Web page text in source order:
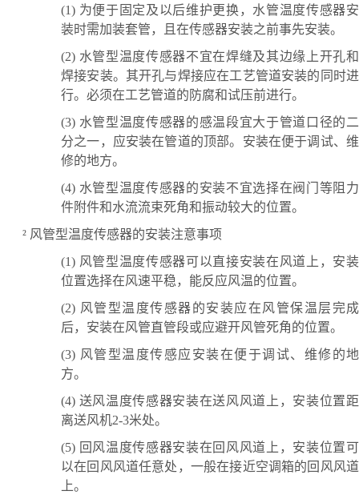
(1) 为便于固定及以后维护更换，水管温度传感器安
装时需加装套管，且在传感器安装之前事先安装。
(2) 水管型温度传感器不宜在焊缝及其边缘上开孔和
焊接安装。其开孔与焊接应在工艺管道安装的同时进
行。必须在工艺管道的防腐和试压前进行。
(3) 水管型温度传感器的感温段宜大于管道口径的二
分之一，应安装在管道的顶部。安装在便于调试、维
修的地方。
(4) 水管型温度传感器的安装不宜选择在阀门等阻力
件附件和水流流束死角和振动较大的位置。
² 风管型温度传感器的安装注意事项
(1) 风管型温度传感器可以直接安装在风道上，安装
位置选择在风速平稳，能反应风温的位置。
(2) 风管型温度传感器的安装应在风管保温层完成
后，安装在风管直管段或应避开风管死角的位置。
(3) 风管型温度传感应安装在便于调试、维修的地
方。
(4) 送风温度传感器安装在送风风道上，安装位置距
离送风机2-3米处。
(5) 回风温度传感器安装在回风风道上，安装位置可
以在回风风道任意处，一般在接近空调箱的回风风道
上。